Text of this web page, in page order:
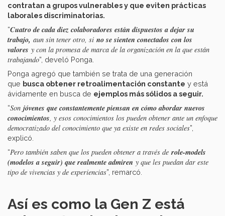
contratan a grupos vulnerables y que eviten prácticas
laborales discriminatorias.
“Cuatro de cada diez colaboradores están dispuestos a dejar su
trabajo, aun sin tener otro, si no se sienten conectados con los
valores y con la promesa de marca de la organización en la que están
trabajando”, develó Ponga.
Ponga agregó que también se trata de una generación
que busca obtener retroalimentación constante y está
ávidamente en busca de ejemplos más sólidos a seguir.
“Son jóvenes que constantemente piensan en cómo abordar nuevos
conocimientos , y esos conocimientos los pueden obtener ante un enfoque
democratizado del conocimiento que ya existe en redes sociales”,
explicó.
“Pero también saben que los pueden obtener a través de role-models
(modelos a seguir) que realmente admiren y que les puedan dar este
tipo de vivencias y de experiencias”, remarcó.
Así es como la Gen Z está